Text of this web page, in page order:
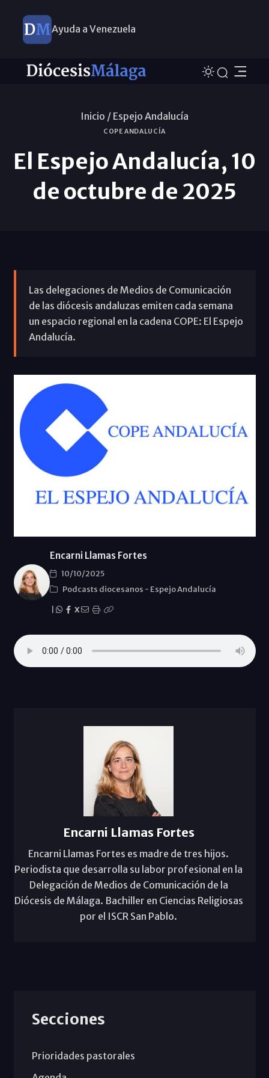
Ayuda a Venezuela
Inicio / Espejo Andalucía
COPE ANDALUCÍA
El Espejo Andalucía, 10
de octubre de 2025
Las delegaciones de Medios de Comunicación
de las diócesis andaluzas emiten cada semana
un espacio regional en la cadena COPE: El Espejo
Andalucía.
Encarni Llamas Fortes
10/10/2025
Podcasts diocesanos - Espejo Andalucía
X
Encarni Llamas Fortes
Encarni Llamas Fortes es madre de tres hijos.
Periodista que desarrolla su labor profesional en la
Delegación de Medios de Comunicación de la
Diócesis de Málaga. Bachiller en Ciencias Religiosas
por el ISCR San Pablo.
Secciones
Prioridades pastorales